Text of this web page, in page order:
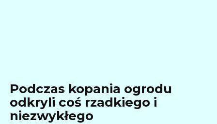
Podczas kopania ogrodu
odkryli coś rzadkiego i
niezwykłego